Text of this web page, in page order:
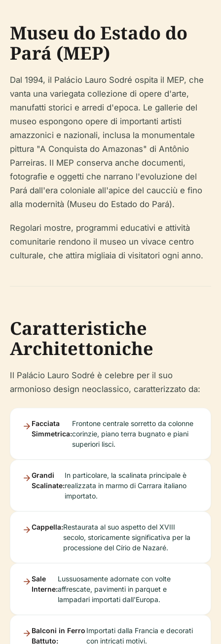
Museu do Estado do
Pará (MEP)
Dal 1994, il Palácio Lauro Sodré ospita il MEP, che
vanta una variegata collezione di opere d'arte,
manufatti storici e arredi d'epoca. Le gallerie del
museo espongono opere di importanti artisti
amazzonici e nazionali, inclusa la monumentale
pittura "A Conquista do Amazonas" di Antônio
Parreiras. Il MEP conserva anche documenti,
fotografie e oggetti che narrano l'evoluzione del
Pará dall'era coloniale all'apice del caucciù e fino
alla modernità (Museu do Estado do Pará).
Regolari mostre, programmi educativi e attività
comunitarie rendono il museo un vivace centro
culturale, che attira migliaia di visitatori ogni anno.
Caratteristiche
Architettoniche
Il Palácio Lauro Sodré è celebre per il suo
armonioso design neoclassico, caratterizzato da:
Facciata
Simmetrica:
Frontone centrale sorretto da colonne
corinzie, piano terra bugnato e piani
superiori lisci.
Grandi
Scalinate:
In particolare, la scalinata principale è
realizzata in marmo di Carrara italiano
importato.
Cappella:Restaurata al suo aspetto del XVIII
secolo, storicamente significativa per la
processione del Círio de Nazaré.
Sale
Interne:
Lussuosamente adornate con volte
affrescate, pavimenti in parquet e
lampadari importati dall'Europa.
Balconi in Ferro
Battuto:
Importati dalla Francia e decorati
con intricati motivi.